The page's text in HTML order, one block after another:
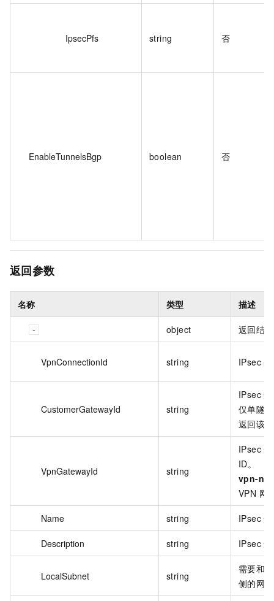
IpsecPfs string 否
EnableTunnelsBgp boolean 否
返回参数
名称 类型 描述
object 返回结
VpnConnectionId string IPsec
CustomerGatewayId string
IPsec
仅单隧
返回该
VpnGatewayId string
IPsec
ID。
vpn-
VPN 网
Name string IPsec
Description string IPsec
LocalSubnet string
需要和
侧的网